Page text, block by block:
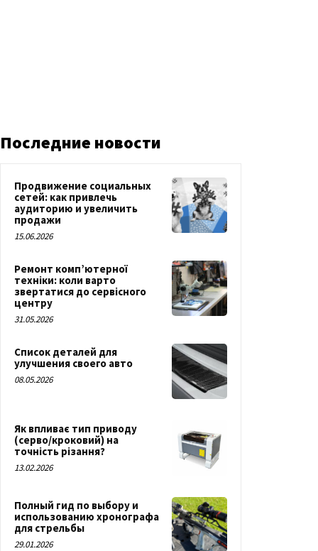
Последние новости
Продвижение социальных
сетей: как привлечь
аудиторию и увеличить
продажи
15.06.2026
Ремонт комп’ютерної
техніки: коли варто
звертатися до сервісного
центру
31.05.2026
Список деталей для
улучшения своего авто
08.05.2026
Як впливає тип приводу
(серво/кроковий) на
точність різання?
13.02.2026
Полный гид по выбору и
использованию хронографа
для стрельбы
29.01.2026